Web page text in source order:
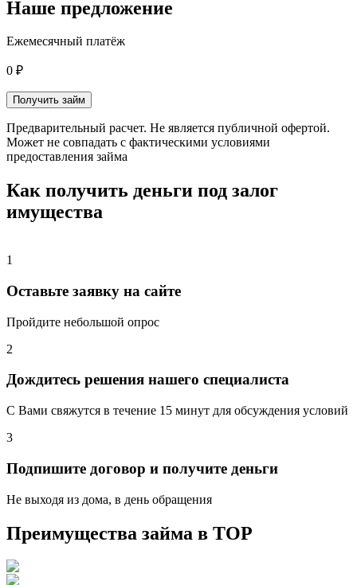
Наше предложение
Ежемесячный платёж
0 ₽
Получить займ
Предварительный расчет. Не является публичной офертой.
Может не совпадать с фактическими условиями
предоставления займа
Как получить деньги под залог
имущества
1
Оставьте заявку на сайте
Пройдите небольшой опрос
2
Дождитесь решения нашего специалиста
С Вами свяжутся в течение 15 минут для обсуждения условий
3
Подпишите договор и получите деньги
Не выходя из дома, в день обращения
Преимущества займа в ТОР